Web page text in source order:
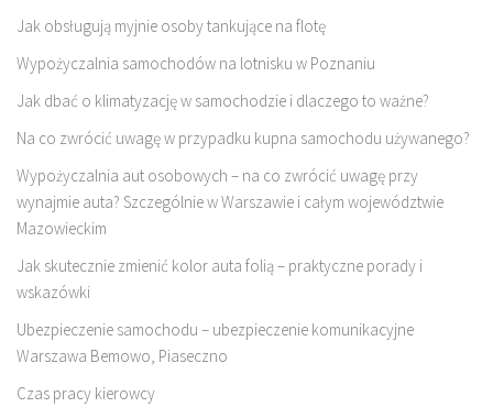
Jak obsługują myjnie osoby tankujące na flotę
Wypożyczalnia samochodów na lotnisku w Poznaniu
Jak dbać o klimatyzację w samochodzie i dlaczego to ważne?
Na co zwrócić uwagę w przypadku kupna samochodu używanego?
Wypożyczalnia aut osobowych – na co zwrócić uwagę przy
wynajmie auta? Szczególnie w Warszawie i całym województwie
Mazowieckim
Jak skutecznie zmienić kolor auta folią – praktyczne porady i
wskazówki
Ubezpieczenie samochodu – ubezpieczenie komunikacyjne
Warszawa Bemowo, Piaseczno
Czas pracy kierowcy